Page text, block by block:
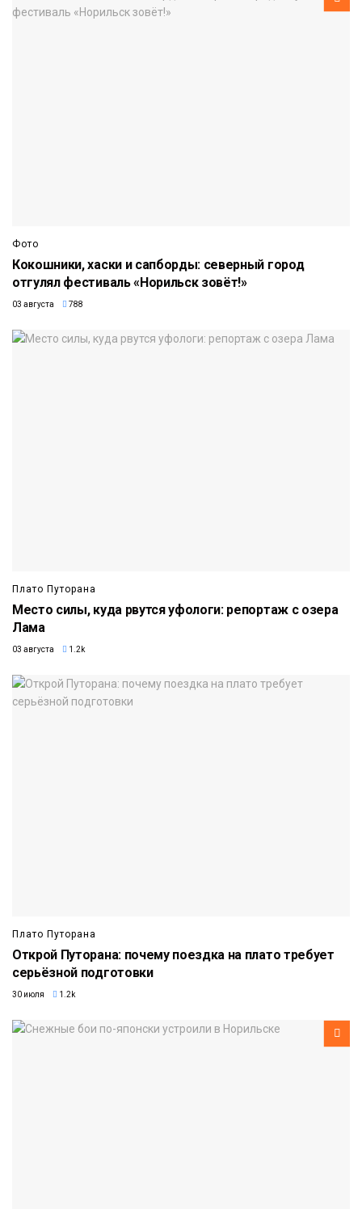
Фото
Кокошники, хаски и сапборды: северный город
отгулял фестиваль «Норильск зовёт!»
03 августа 788
Плато Путорана
Место силы, куда рвутся уфологи: репортаж с озера
Лама
03 августа 1.2k
Плато Путорана
Открой Путорана: почему поездка на плато требует
серьёзной подготовки
30 июля 1.2k